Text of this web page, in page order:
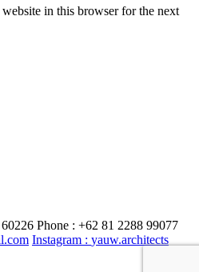
in this browser for the next
Phone : +62 81 2288 99077
Instagram : yauw.architects